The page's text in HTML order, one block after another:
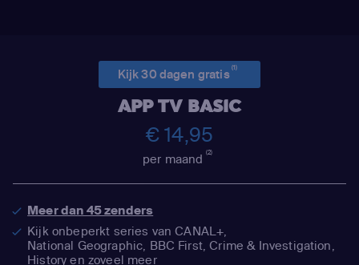
Kijk 30 dagen gratis(1)
APP TV BASIC
€ 14,95
per maand(2)
Meer dan 45 zenders
Kijk onbeperkt series van CANAL+,
National Geographic, BBC First, Crime & Investigation,
History en zoveel meer